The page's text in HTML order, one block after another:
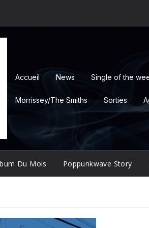
Accueil News Single of the
Morrissey/The Smiths Sorties
Du Mois Poppunkwave Story